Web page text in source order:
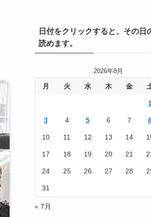
日付をクリックすると、その日
読めます。
2026年8月
月 火 水 木 金
3 4 5 6 7
10 11 12 13 14
17 18 19 20 21
24 25 26 27 28
31
« 7月